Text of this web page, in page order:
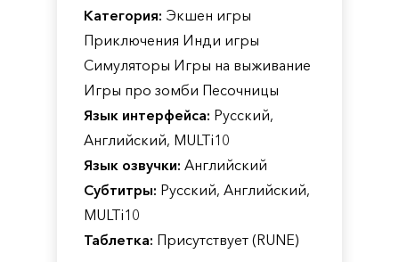
Категория: Экшен игры
Приключения Инди игры
Симуляторы Игры на выживание
Игры про зомби Песочницы
Язык интерфейса: Русский,
Английский, MULTi10
Язык озвучки: Английский
Субтитры: Русский, Английский,
MULTi10
Таблетка: Присутствует (RUNE)